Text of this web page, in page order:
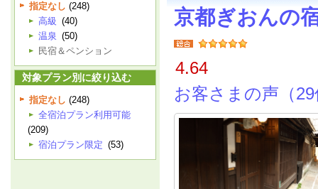
指定なし (248)
高級 (40)
温泉 (50)
民宿＆ペンション
対象プラン別に絞り込む
指定なし (248)
全宿泊プラン利用可能
(209)
宿泊プラン限定 (53)
京都ぎおんの
4.64
お客さまの声（